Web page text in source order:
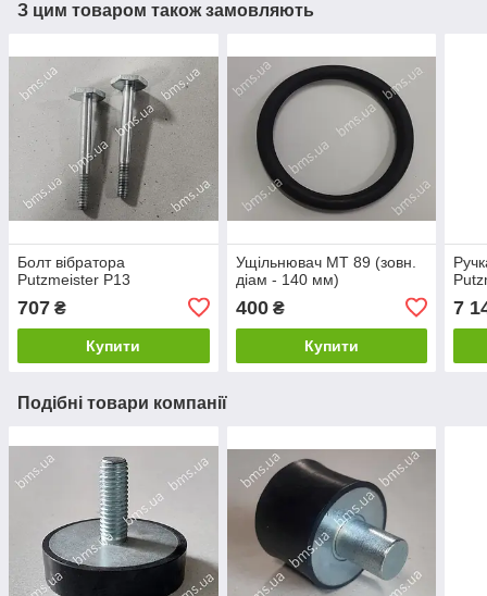
З цим товаром також замовляють
Болт вібратора
Putzmeister P13
707 ₴
Купити
Ущільнювач MT 89 (зовн.
діам - 140 мм)
400₴
Купити
7
Подібні товари компанії